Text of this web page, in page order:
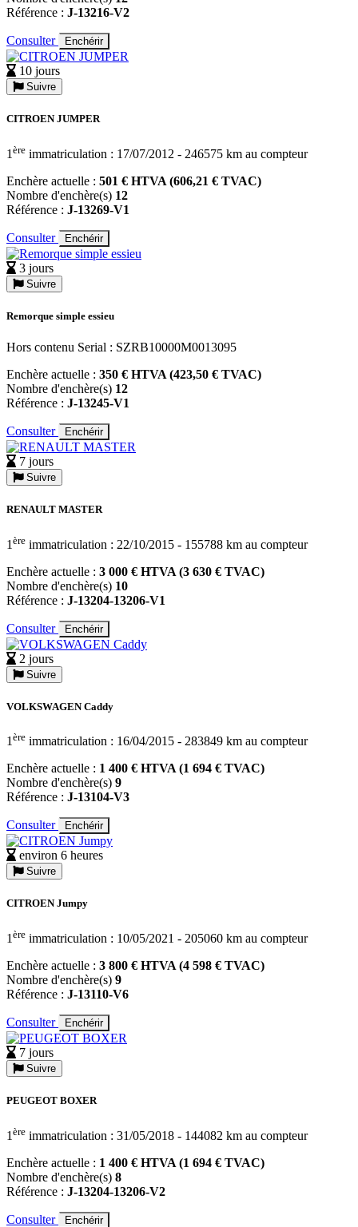
Référence : J-13216-V2
Consulter Enchérir
10 jours
Suivre
CITROEN JUMPER
1 ère immatriculation : 17/07/2012 - 246575 km au compteur
Enchère actuelle : 501 € HTVA (606,21 € TVAC)
Nombre d'enchère(s) 12
Référence : J-13269-V1
Consulter Enchérir
3 jours
Suivre
Remorque simple essieu
Hors contenu Serial : SZRB10000M0013095
Enchère actuelle : 350 € HTVA (423,50 € TVAC)
Nombre d'enchère(s) 12
Référence : J-13245-V1
Consulter Enchérir
7 jours
Suivre
RENAULT MASTER
1 ère immatriculation : 22/10/2015 - 155788 km au compteur
Enchère actuelle : 3 000 € HTVA (3 630 € TVAC)
Nombre d'enchère(s) 10
Référence : J-13204-13206-V1
Consulter Enchérir
2 jours
Suivre
VOLKSWAGEN Caddy
1 ère immatriculation : 16/04/2015 - 283849 km au compteur
Enchère actuelle : 1 400 € HTVA (1 694 € TVAC)
Nombre d'enchère(s) 9
Référence : J-13104-V3
Consulter Enchérir
environ 6 heures
Suivre
CITROEN Jumpy
1 ère immatriculation : 10/05/2021 - 205060 km au compteur
Enchère actuelle : 3 800 € HTVA (4 598 € TVAC)
Nombre d'enchère(s) 9
Référence : J-13110-V6
Consulter Enchérir
7 jours
Suivre
PEUGEOT BOXER
1 ère immatriculation : 31/05/2018 - 144082 km au compteur
Enchère actuelle : 1 400 € HTVA (1 694 € TVAC)
Nombre d'enchère(s) 8
Référence : J-13204-13206-V2
Consulter Enchérir